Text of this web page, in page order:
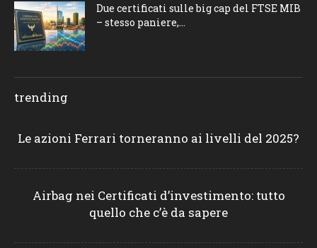
Due certificati sulle big cap del FTSE MIB
– stesso paniere,...
trending
Le azioni Ferrari torneranno ai livelli del 2025?
Airbag nei Certificati d’investimento: tutto
quello che c’è da sapere